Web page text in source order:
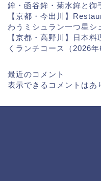
鉾・函谷鉾・菊水鉾と御
【京都・今出川】
わうミシュラン一つ星シ
【京都・高野川】日本
くランチコース（2026年
最近のコメント
表示できるコメントはあ